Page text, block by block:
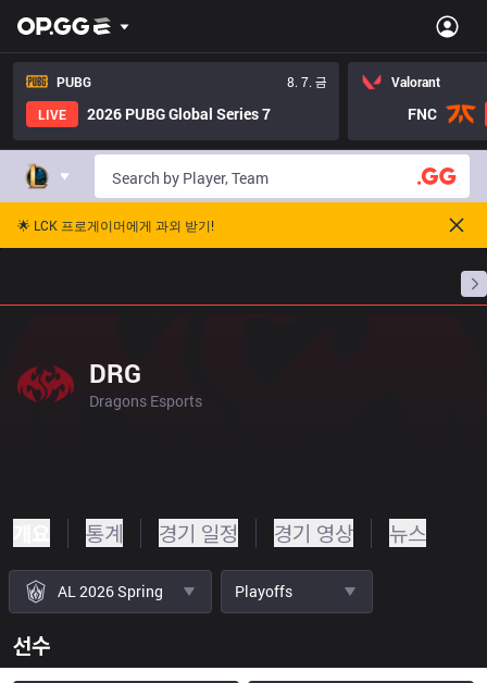
PUBG
8. 7. 금
LIVE
2026 PUBG Global Series 7
Valorant
FNC
🌟 LCK 프로게이머에게 과외 받기!
프로빌
DRG
Dragons Esports
통계 경기 일정 경기 영상 뉴스
AL 2026 Spring Playoffs
선수